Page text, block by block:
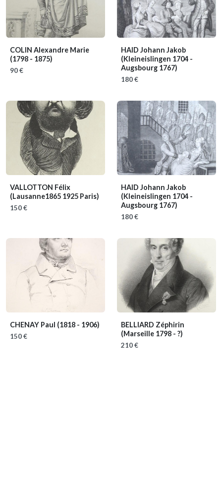
COLIN Alexandre Marie
(1798 - 1875)
90 €
HAID Johann Jakob
(Kleineislingen 1704 -
Augsbourg 1767)
180 €
VALLOTTON Félix
(Lausanne1865 1925 Paris)
150 €
HAID Johann Jakob
(Kleineislingen 1704 -
Augsbourg 1767)
180 €
CHENAY Paul (1818 - 1906)
150 €
BELLIARD Zéphirin
(Marseille 1798 - ?)
210 €